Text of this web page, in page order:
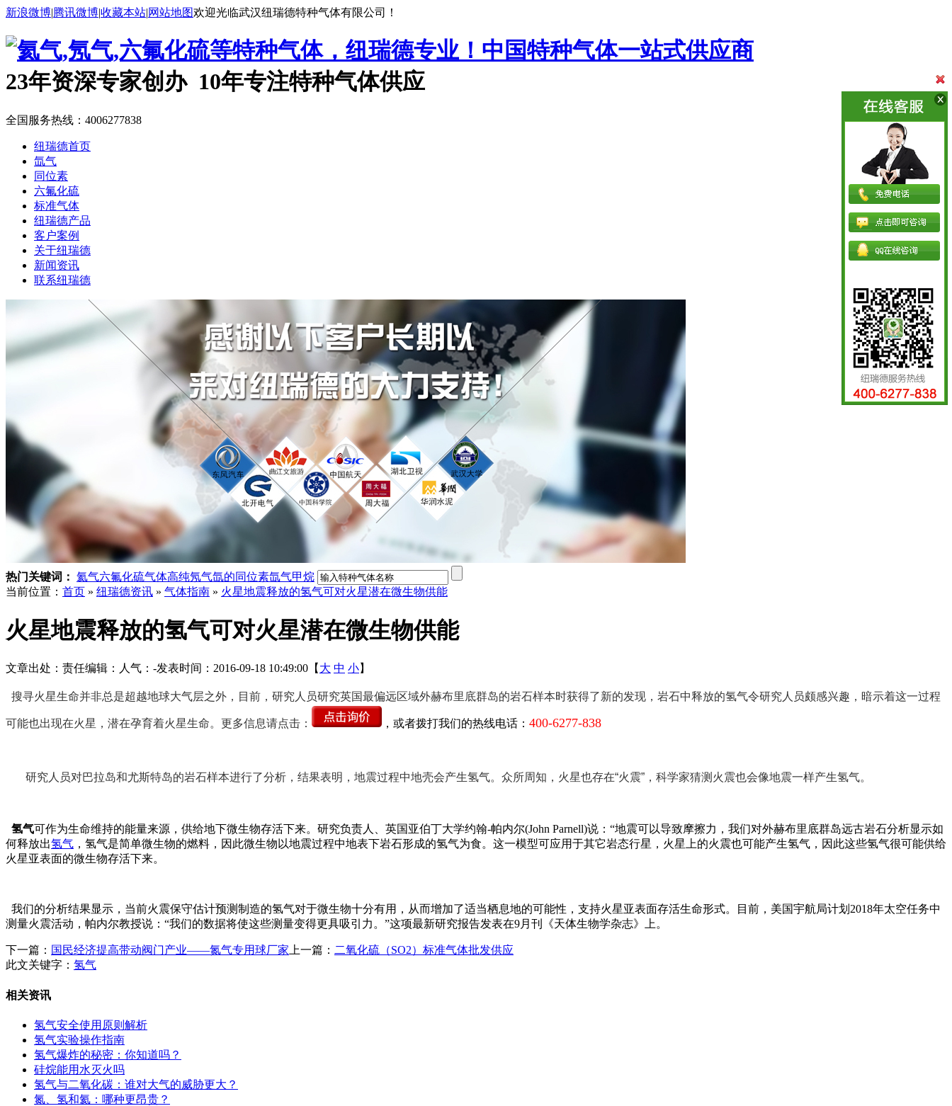
新浪微博|腾讯微博|收藏本站|网站地图欢迎光临武汉纽瑞德特种气体有限公司！
中国特种气体一站式供应商
23年资深专家创办 10年专注特种气体供应
全国服务热线： 4006277838
纽瑞德首页
氙气
同位素
六氟化硫
标准气体
纽瑞德产品
客户案例
关于纽瑞德
新闻资讯
联系纽瑞德
热门关键词： 氦气六氟化硫气体高纯氖气氙的同位素氙气甲烷
当前位置： 首页 » 纽瑞德资讯 » 气体指南 » 火星地震释放的氢气可对火星潜在微生物供能
火星地震释放的氢气可对火星潜在微生物供能
文章出处： 责任编辑： 人气： -发表时间：2016-09-18 10:49:00【 大 中 小】
搜寻火星生命并非总是超越地球大气层之外，目前，研究人员研究英国最偏远区域外赫布里底群岛的岩石样本时获得了新的发现，岩石中释放的氢气令研究人员颇感兴趣，暗示着这一过程
可能也出现在火星，潜在孕育着火星生命。更多信息请点击： ，或者拨打我们的热线电话： 400-6277-838
研究人员对巴拉岛和尤斯特岛的岩石样本进行了分析，结果表明，地震过程中地壳会产生氢气。众所周知，火星也存在“火震”，科学家猜测火震也会像地震一样产生氢气。
氢气可作为生命维持的能量来源，供给地下微生物存活下来。研究负责人、英国亚伯丁大学约翰-帕内尔(John Parnell)说：“地震可以导致摩擦力，我们对外赫布里底群岛远古岩石分析显示如
何释放出氢气 ，氢气是简单微生物的燃料，因此微生物以地震过程中地表下岩石形成的氢气为食。这一模型可应用于其它岩态行星，火星上的火震也可能产生氢气，因此这些氢气很可能供给
火星亚表面的微生物存活下来。
我们的分析结果显示，当前火震保守估计预测制造的氢气对于微生物十分有用，从而增加了适当栖息地的可能性，支持火星亚表面存活生命形式。目前，美国宇航局计划2018年太空任务中
测量火震活动，帕内尔教授说：“我们的数据将使这些测量变得更具吸引力。”这项最新研究报告发表在9月刊《天体生物学杂志》上。
下一篇： 国民经济提高带动阀门产业——氮气专用球厂家 上一篇： 二氧化硫（SO2）标准气体批发供应
此文关键字： 氢气
相关资讯
氢气安全使用原则解析
氢气实验操作指南
氢气爆炸的秘密：你知道吗？
硅烷能用水灭火吗
氢气与二氧化碳：谁对大气的威胁更大？
氮、氢和氦：哪种更昂贵？